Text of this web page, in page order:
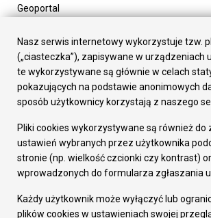
Geoportal
Załatw sprawę
Prezydent Miasta
Rada Miasta
Wydziały
Elektroniczna Skrzynka Podawcza
Gospodarka
Fundusze europejskie
Środki krajowe
Oferty inwestycyjne
Pozostałe
Nasz serwis internetowy wykorzystuje tzw.
(„ciasteczka”), zapisywane w urządzeniach
te wykorzystywane są głównie w celach
pokazujących na podstawie anonimowych
sposób użytkownicy korzystają z naszego
Pliki cookies wykorzystywane są również do
ustawień wybranych przez użytkownika
stronie (np. wielkość czcionki czy kontrast)
wprowadzonych do formularza zgłaszania
Każdy użytkownik może wyłączyć lub
plików cookies w ustawieniach swojej